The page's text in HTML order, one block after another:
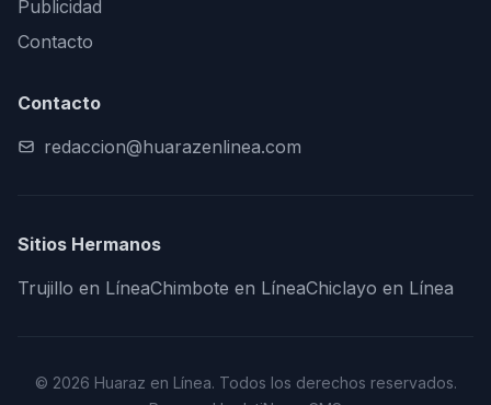
Publicidad
Contacto
Contacto
redaccion@huarazenlinea.com
Sitios Hermanos
Trujillo en LíneaChimbote en LíneaChiclayo en Línea
© 2026 Huaraz en Línea. Todos los derechos reservados.